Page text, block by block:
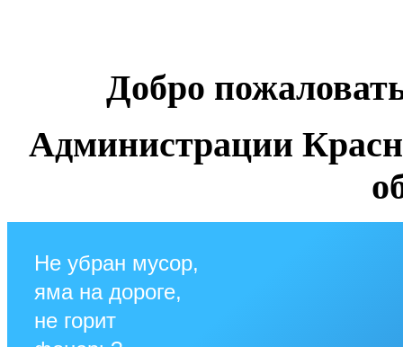
Добро
Администрации
Не убран мусор,
яма на дороге,
не горит